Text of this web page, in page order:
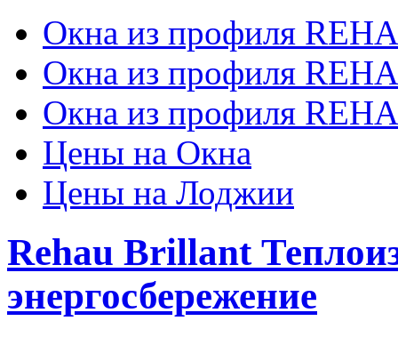
Окна из профиля
Окна из профиля
Окна из профиля
Цены на Окна
Цены на Лоджии
Rehau Brillant
энергосбережение